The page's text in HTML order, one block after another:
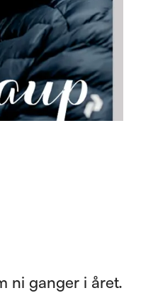
ni ganger i året.